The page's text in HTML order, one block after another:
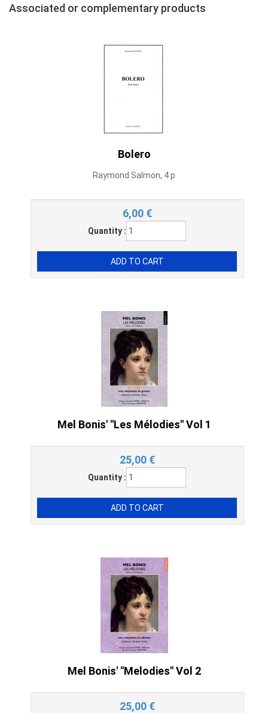
Associated or complementary products
Bolero
Raymond Salmon, 4 p
6,00 €
Quantity :
Mel Bonis' "Les Mélodies" Vol 1
25,00 €
Quantity :
Mel Bonis' "Melodies" Vol 2
25,00 €